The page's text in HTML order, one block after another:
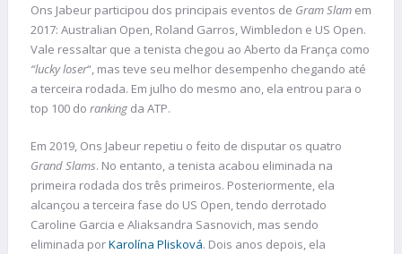
Ons Jabeur participou dos principais eventos de Gram Slam em
2017: Australian Open, Roland Garros, Wimbledon e US Open.
Vale ressaltar que a tenista chegou ao Aberto da França como
“lucky loser“, mas teve seu melhor desempenho chegando até
a terceira rodada. Em julho do mesmo ano, ela entrou para o
top 100 do ranking da ATP.
Em 2019, Ons Jabeur repetiu o feito de disputar os quatro
Grand Slams. No entanto, a tenista acabou eliminada na
primeira rodada dos três primeiros. Posteriormente, ela
alcançou a terceira fase do US Open, tendo derrotado
Caroline Garcia e Aliaksandra Sasnovich, mas sendo
eliminada porKarolína Plisková. Dois anos depois, ela